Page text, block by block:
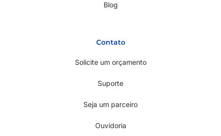
Blog
Contato
Solicite um orçamento
Suporte
Seja um parceiro
Ouvidoria